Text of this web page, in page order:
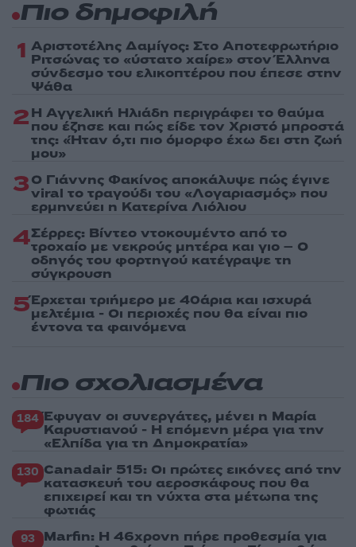
Πιο δημοφιλή
1 Αριστοτέλης Δαμίγος: Στο Αποτεφρωτήριο
Ριτσώνας το «ύστατο χαίρε» στον Έλληνα
σύνδεσμο του ελικοπτέρου που έπεσε στην
Ψάθα
2Η Αγγελική Ηλιάδη περιγράφει το θαύμα
που έζησε και πώς είδε τον Χριστό μπροστά
της: «Ήταν ό,τι πιο όμορφο έχω δει στη ζωή
μου»
3Ο Γιάννης Φακίνος αποκάλυψε πώς έγινε
viral το τραγούδι του «Λογαριασμός» που
ερμηνεύει η Κατερίνα Λιόλιου
4Σέρρες: Βίντεο ντοκουμέντο από το
τροχαίο με νεκρούς μητέρα και γιο – Ο
οδηγός του φορτηγού κατέγραψε τη
σύγκρουση
5Έρχεται τριήμερο με 40άρια και ισχυρά
μελτέμια - Οι περιοχές που θα είναι πιο
έντονα τα φαινόμενα
Πιο σχολιασμένα
184 Έφυγαν οι συνεργάτες, μένει η Μαρία
Καρυστιανού - Η επόμενη μέρα για την
«Ελπίδα για τη Δημοκρατία»
130 Canadair 515: Οι πρώτες εικόνες από την
κατασκευή του αεροσκάφους που θα
επιχειρεί και τη νύχτα στα μέτωπα της
φωτιάς
93 Marfin: Η 46χρονη πήρε προθεσμία για